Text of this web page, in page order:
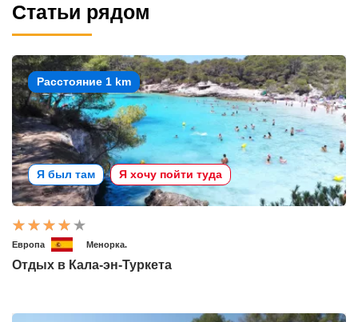
Статьи рядом
Расстояние 1 km
Я был там Я хочу пойти туда
Европа Менорка.
Отдых в Кала-эн-Туркета